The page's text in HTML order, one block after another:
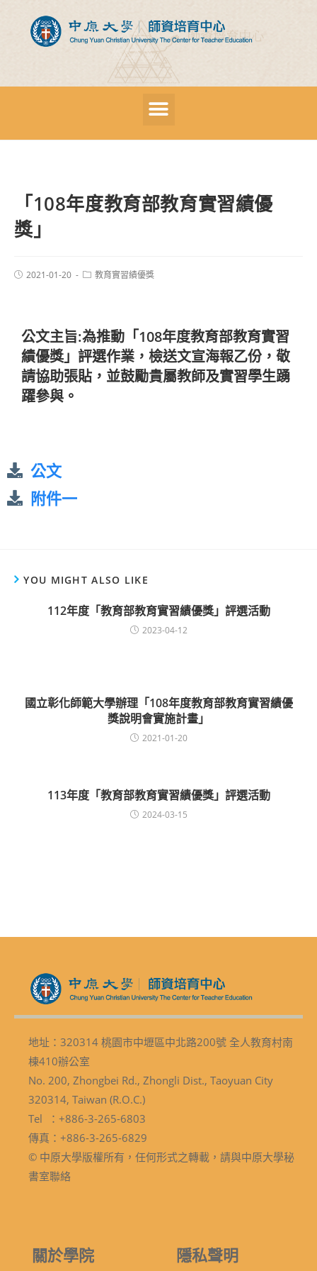
「108年度教育部教育實習績優
獎」
2021-01-20 教育實習績優獎
公文主旨:為推動「108年度教育部教育實習
績優獎」評選作業，檢送文宣海報乙份，敬
請協助張貼，並鼓勵貴屬教師及實習學生踴
躍參與。
公文
附件一
YOU MIGHT ALSO LIKE
112年度「教育部教育實習績優獎」評選活動
2023-04-12
國立彰化師範大學辦理「108年度教育部教育實習績優
獎說明會實施計畫」
2021-01-20
113年度「教育部教育實習績優獎」評選活動
2024-03-15
地址：320314 桃園市中壢區中北路200號 全人教育村南
棟410辦公室
No. 200, Zhongbei Rd., Zhongli Dist., Taoyuan City
320314, Taiwan (R.O.C.)
Tel ：+886-3-265-6803
傳真：+886-3-265-6829
© 中原大學版權所有，任何形式之轉載，請與中原大學秘
書室聯絡
關於學院 隱私聲明